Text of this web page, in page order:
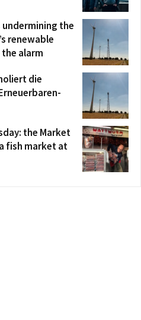
undermining the
renewable
alarm
die
the Market
fish market at